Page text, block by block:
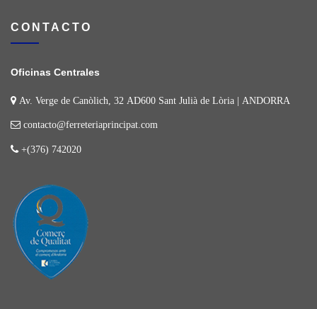
CONTACTO
Oficinas Centrales
Av. Verge de Canòlich, 32 AD600 Sant Julià de Lòria | ANDORRA
contacto@ferreteriaprincipat.com
+(376) 742020